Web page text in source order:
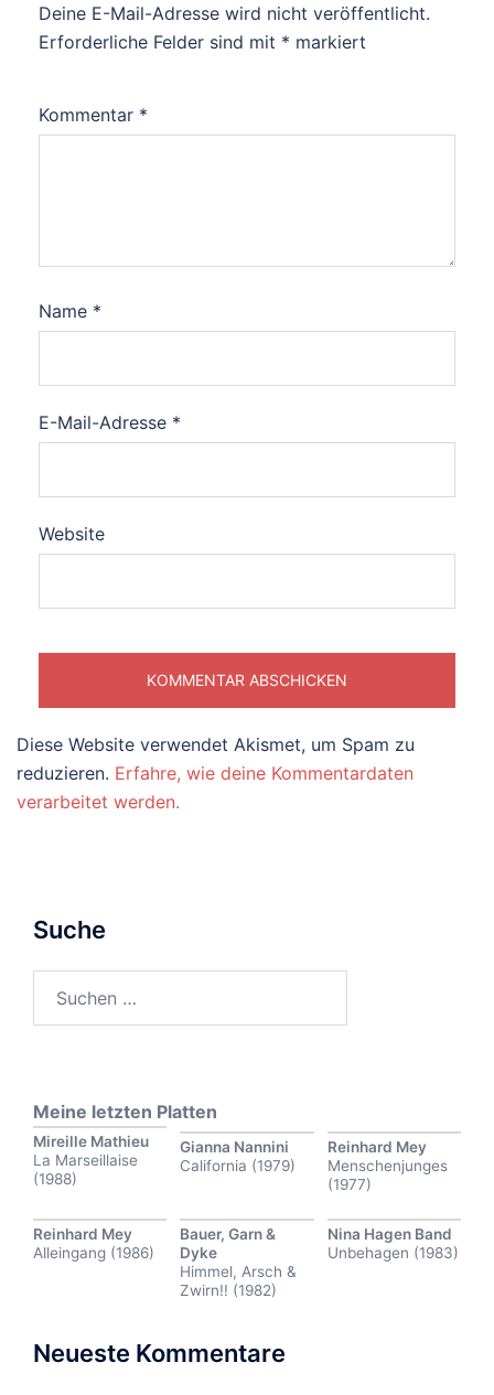
Deine E-Mail-Adresse wird nicht veröffentlicht.
Erforderliche Felder sind mit * markiert
Kommentar *
Name *
E-Mail-Adresse *
Website
Diese Website verwendet Akismet, um Spam zu
reduzieren. Erfahre, wie deine Kommentardaten
verarbeitet werden.
Suche
nach:
Meine letzten Platten
Mireille Mathieu
La Marseillaise
(1988)
Gianna Nannini
California (1979)
Reinhard Mey
Menschenjunges
(1977)
Reinhard Mey
Alleingang (1986)
Bauer, Garn &
Dyke
Himmel, Arsch &
Zwirn!! (1982)
Nina Hagen Band
Unbehagen (1983)
Neueste Kommentare